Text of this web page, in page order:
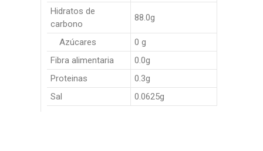
Hidratos de
carbono
88.0g
Azúcares
0 g
Fibra alimentaria
0.0g
Proteinas
0.3g
Sal
0.0625g